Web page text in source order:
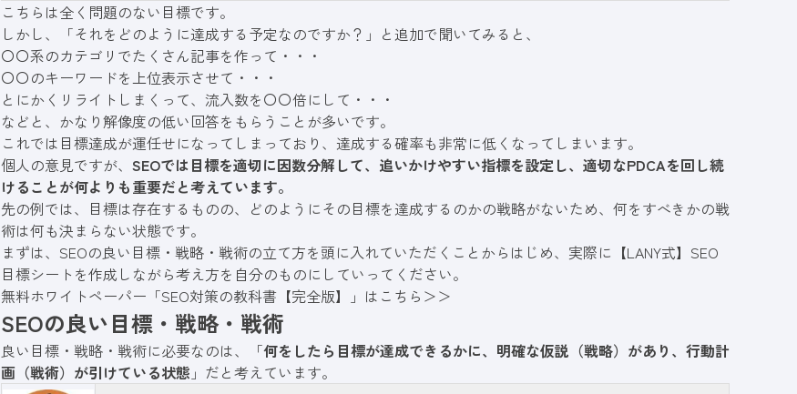
こちらは全く問題のない目標です。
しかし、「それをどのように達成する予定なのですか？」と追加で聞いてみると、
〇〇系のカテゴリでたくさん記事を作って・・・
〇〇のキーワードを上位表示させて・・・
とにかくリライトしまくって、流入数を〇〇倍にして・・・
などと、かなり解像度の低い回答をもらうことが多いです。
これでは目標達成が運任せになってしまっており、達成する確率も非常に低くなってしまいます。
個人の意見ですが、 SEOでは目標を適切に因数分解して、追いかけやすい指標を設定し、適切なPDCAを回し続
けることが何よりも重要だと考えています。
先の例では、目標は存在するものの、どのようにその目標を達成するのかの戦略がないため、何をすべきかの戦
術は何も決まらない状態です。
まずは、SEOの良い目標・戦略・戦術の立て方を頭に入れていただくことからはじめ、実際に【LANY式】SEO
目標シートを作成しながら考え方を自分のものにしていってください。
無料ホワイトペーパー「SEO対策の教科書【完全版】」はこちら＞＞
SEOの良い目標・戦略・戦術
良い目標・戦略・戦術に必要なのは、「何をしたら目標が達成できるかに、明確な仮説（戦略）があり、行動計
画（戦術）が引けている状態 」だと考えています。